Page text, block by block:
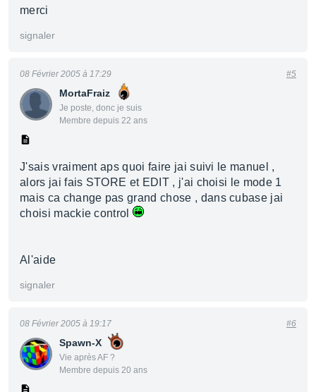
merci
signaler
MortaFraiz
Je poste, donc je suis
Membre depuis 22 ans
08 Février 2005 à 17:29 #5
J'sais vraiment aps quoi faire jai suivi le manuel ,
alors jai fais STORE et EDIT , j'ai choisi le mode 1
mais ca change pas grand chose , dans cubase jai
choisi mackie control
Al'aide
signaler
Spawn-X
Vie après AF ?
Membre depuis 20 ans
08 Février 2005 à 19:17 #6